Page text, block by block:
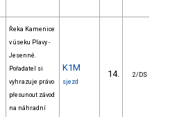
Řeka Kamenice
v úseku Plavy -
Jesenné.
Pořadatel si
vyhrazuje právo
přesunout závod
na náhradní
K1M
sjezd
14. 2/DS